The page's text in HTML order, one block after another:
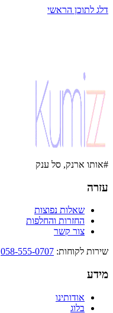
דלג לתוכן הראשי
#אותו ארנק, סל ענק
עזרה
שאלות נפוצות
החזרות והחלפות
צור קשר
שירות לקוחות:
058-555-0707
מידע
אודותינו
בלוג